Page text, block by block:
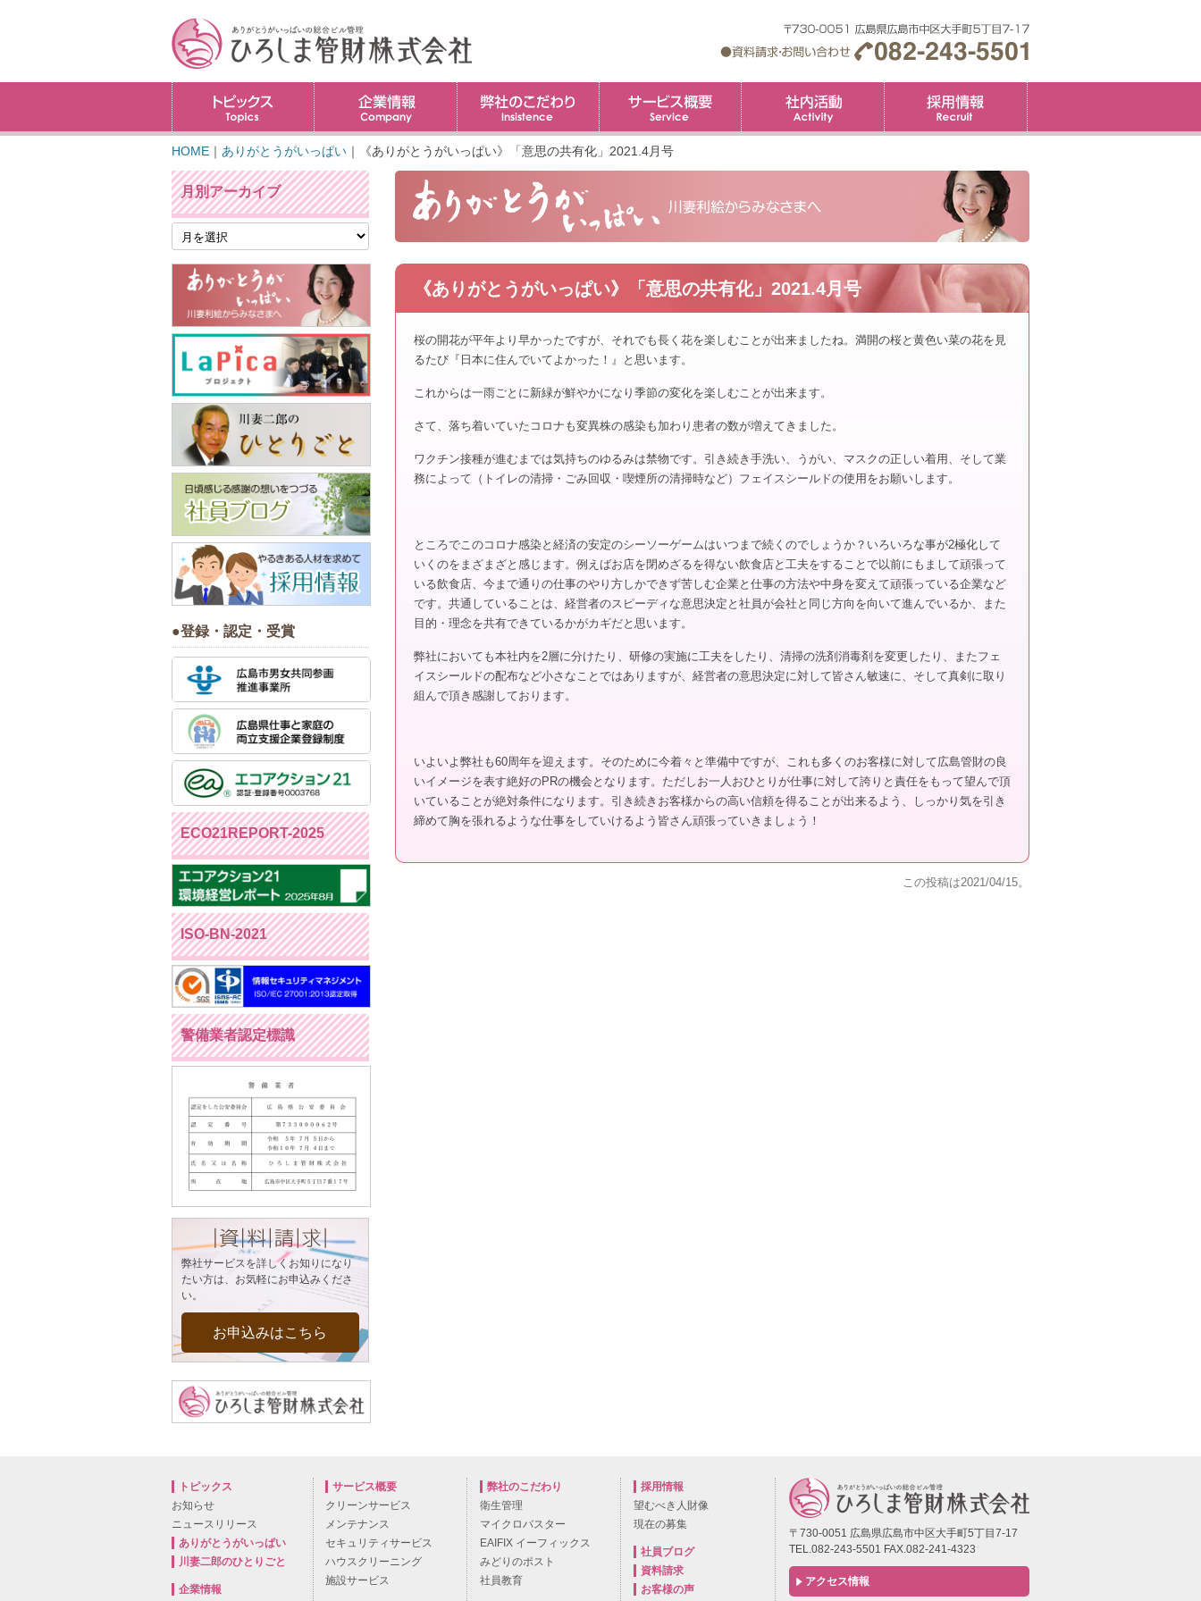
ツ
へ
企業情報 社内活動 採用情報
HOME ｜ ありがとうがいっぱい ｜
《ありがとうがいっぱい》「意思の共有化」2021.4月号
《ありがとうがいっぱい》「意思の共有化」2021.4月号
桜の開花が平年より早かったですが、それでも長く花を楽しむことが出来ましたね。満開の桜と黄色い菜の花を見
るたび『日本に住んでいてよかった！』と思います。
これからは一雨ごとに新緑が鮮やかになり季節の変化を楽しむことが出来ます。
さて、落ち着いていたコロナも変異株の感染も加わり患者の数が増えてきました。
ワクチン接種が進むまでは気持ちのゆるみは禁物です。引き続き手洗い、うがい、マスクの正しい着用、そして業
務によって（トイレの清掃・ごみ回収・喫煙所の清掃時など）フェイスシールドの使用をお願いします。
ところでこのコロナ感染と経済の安定のシーソーゲームはいつまで続くのでしょうか？いろいろな事が2極化して
いくのをまざまざと感じます。例えばお店を閉めざるを得ない飲食店と工夫をすることで以前にもまして頑張って
いる飲食店、今まで通りの仕事のやり方しかできず苦しむ企業と仕事の方法や中身を変えて頑張っている企業など
です。共通していることは、経営者のスピーディな意思決定と社員が会社と同じ方向を向いて進んでいるか、また
目的・理念を共有できているかがカギだと思います。
弊社においても本社内を2層に分けたり、研修の実施に工夫をしたり、清掃の洗剤消毒剤を変更したり、またフェ
イスシールドの配布など小さなことではありますが、経営者の意思決定に対して皆さん敏速に、そして真剣に取り
組んで頂き感謝しております。
いよいよ弊社も60周年を迎えます。そのために今着々と準備中ですが、これも多くのお客様に対して広島管財の良
いイメージを表す絶好のPRの機会となります。ただしお一人おひとりが仕事に対して誇りと責任をもって望んで頂
いていることが絶対条件になります。引き続きお客様からの高い信頼を得ることが出来るよう、しっかり気を引き
締めて胸を張れるような仕事をしていけるよう皆さん頑張っていきましょう！
この投稿は2021/04/15。
月別アーカイブ
●登録・認定・受賞
ECO21REPORT-2025
ISO-BN-2021
警備業者認定標識
弊社サービスを詳しくお知りになり
たい方は、お気軽にお申込みくださ
い。
お申込みはこちら
トピックス
お知らせ
ニュースリリース
ありがとうがいっぱい
川妻二郎のひとりごと
企業情報
サービス概要
クリーンサービス
メンテナンス
セキュリティサービス
ハウスクリーニング
施設サービス
弊社のこだわり
衛生管理
マイクロバスター
EAIFIX イーフィックス
みどりのポスト
社員教育
採用情報
望むべき人財像
現在の募集
社員ブログ
資料請求
お客様の声
〒730-0051 広島県広島市中区大手町5丁目7-17
TEL.082-243-5501 FAX.082-241-4323
アクセス情報